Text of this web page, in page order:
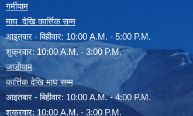
गर्मीयाम
माघ देखि कार्त्तिक सम्म
आइतबार - बिहीवार: 10:00 A.M. - 5:00 P.M.
शुक्रवार: 10:00 A.M. - 3:00 P.M.
जाडोयाम
कार्त्तिक देखि माघ सम्म
आइतबार - बिहीवार: 10:00 A.M. - 4:00 P.M.
शुक्रवार: 10:00 A.M. - 3:00 P.M.